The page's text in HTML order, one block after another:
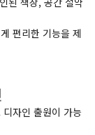
편리한 기능을 제
자인 출원이 가능